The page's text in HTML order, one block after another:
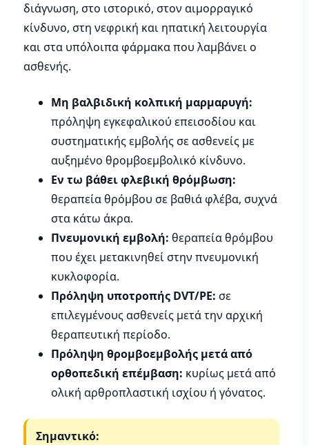
διάγνωση, στο ιστορικό, στον αιμορραγικό
κίνδυνο, στη νεφρική και ηπατική λειτουργία
και στα υπόλοιπα φάρμακα που λαμβάνει ο
ασθενής.
Μη βαλβιδική κολπική μαρμαρυγή:
πρόληψη εγκεφαλικού επεισοδίου και
συστηματικής εμβολής σε ασθενείς με
αυξημένο θρομβοεμβολικό κίνδυνο.
Εν τω βάθει φλεβική θρόμβωση:
θεραπεία θρόμβου σε βαθιά φλέβα, συχνά
στα κάτω άκρα.
Πνευμονική εμβολή: θεραπεία θρόμβου
που έχει μετακινηθεί στην πνευμονική
κυκλοφορία.
Πρόληψη υποτροπής DVT/PE: σε
επιλεγμένους ασθενείς μετά την αρχική
θεραπευτική περίοδο.
Πρόληψη θρομβοεμβολής μετά από
ορθοπεδική επέμβαση: κυρίως μετά από
ολική αρθροπλαστική ισχίου ή γόνατος.
Σημαντικό: